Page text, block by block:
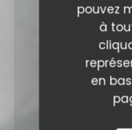
pouvez
à
en